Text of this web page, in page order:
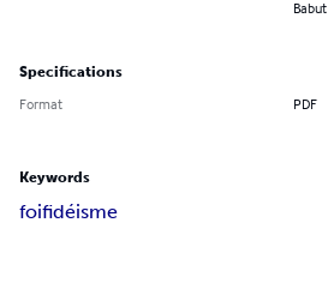
Babut
Specifications
Format PDF
Keywords
foifidéisme